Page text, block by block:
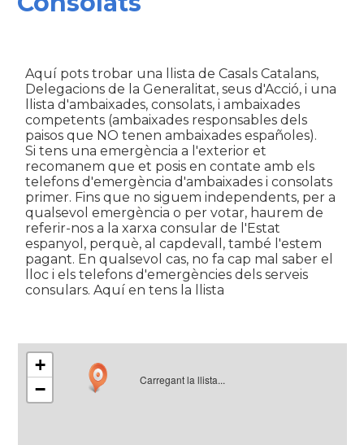
Aquí pots trobar una llista de Casals Catalans,
Delegacions de la Generalitat, seus d'Acció, i una
llista d'ambaixades, consolats, i ambaixades
competents (ambaixades responsables dels
paisos que NO tenen ambaixades españoles).
Si tens una emergència a l'exterior et
recomanem que et posis en contate amb els
telefons d'emergència d'ambaixades i consolats
primer. Fins que no siguem independents, per a
qualsevol emergència o per votar, haurem de
referir-nos a la xarxa consular de l'Estat
espanyol, perquè, al capdevall, també l'estem
pagant. En qualsevol cas, no fa cap mal saber el
lloc i els telefons d'emergències dels serveis
consulars. Aquí en tens la llista
Carregant la llista...
+
−